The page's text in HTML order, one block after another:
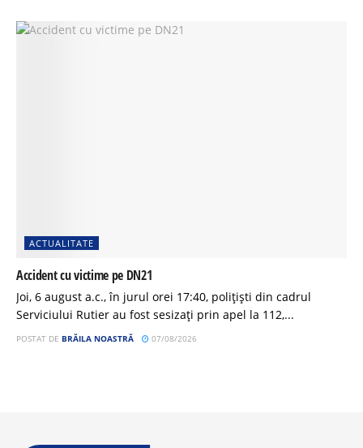
ACTUALITATE
Accident cu victime pe DN21
Joi, 6 august a.c., în jurul orei 17:40, polițiști din cadrul
Serviciului Rutier au fost sesizați prin apel la 112,...
POSTAT DE BRĂILA NOASTRĂ 07/08/2026